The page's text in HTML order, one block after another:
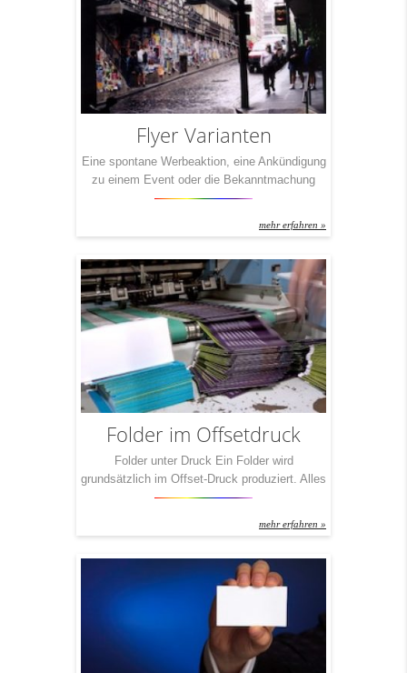
Witterung trotzen. Sie sehen – das mit dem
Plakatpapier ist so eine Sache. Deshalb […]
Flyer Varianten
Eine spontane Werbeaktion, eine Ankündigung
zu einem Event oder die Bekanntmachung
einer Großveranstaltung! Flyer erfüllen in
handlich oder groß und auffallend. Unsere
Verschiedene Falzarten machen Ihren Flyer
individuell.
mehr erfahren »
Folder im Offsetdruck
Folder unter Druck Ein Folder wird
grundsätzlich im Offset-Druck produziert. Alles
andere würde bedeuten, Perlen vor die Säue
besonderen Inhalte auf einem weniger
besonderen Technik verewigt zu sehen? Mit
unseren Offset-Druck-Partnern garantieren wir
Ihnen Folder mit jeder Grammatur und jeder
Veredelung, die […]
mehr erfahren »